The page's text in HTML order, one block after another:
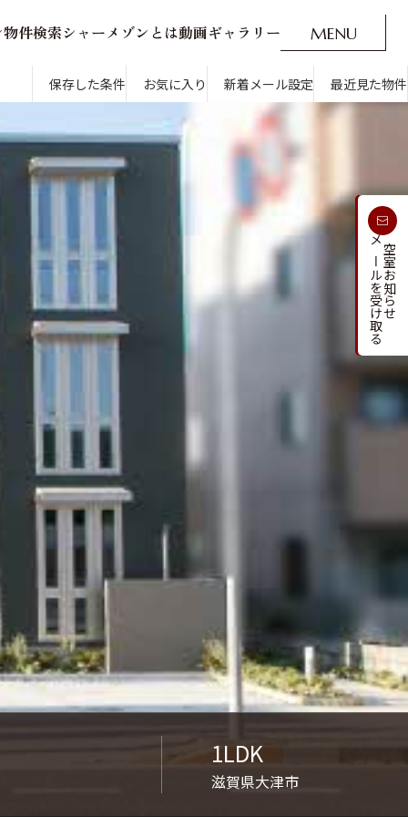
物件検索シ ャーメ ゾン とは動画ギャ ラ リ ー MENU
O
着メール設定 最近見た物件 CLOSE
通勤・通学時間から探す
人気のカテゴリから探す
ョップを探す
ライフサポート
付き・シニア向け
・よくある質問
ライフ CLUB
新着メールを
受け取る
保存した条件 お気に入り 新着メール設定 最近見た物件
1LDK
滋賀県大津市
空室お知らせ
メールを受け取る